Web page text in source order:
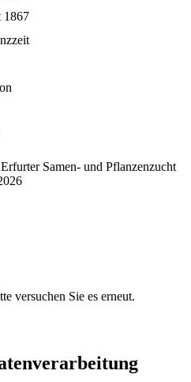
1867
Samen- und Pflanzenzucht
versuchen Sie es erneut.